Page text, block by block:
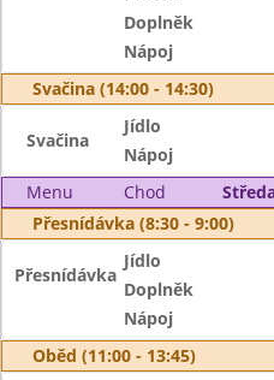
Doplněk
Nápoj
Svačina (14:00 - 14:30)
Svačina
Jídlo
Nápoj
Menu
Chod
Přesnídávka (8:30 - 9:00)
Přesnídávka
Jídlo
Doplněk
Nápoj
Oběd (11:00 - 13:45)